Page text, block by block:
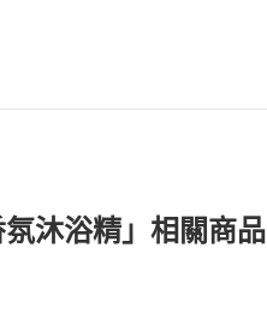
沐浴精」相關商品